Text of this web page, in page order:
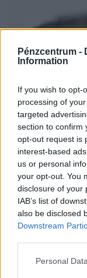
Pénzcentrum -
Information
If you wish to opt-
processing of
targeted
section to confirm
opt-out request is
interest-based
us or personal
your opt-out. You
disclosure of your
IAB’s list of
also be disclosed
Downstream
Personal
területén egy
Felrobbant egy
drón szombat